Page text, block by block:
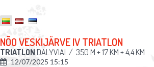
NÕO VESKIJÄRVE IV TRIATLON
TRIATLON DALYVIAI / 350 M + 17 KM + 4,4 KM
12/07/2025 15:15